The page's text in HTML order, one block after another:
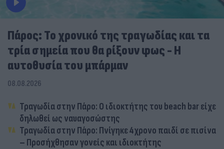
Πάρος: Το χρονικό της τραγωδίας και τα
τρία σημεία που θα ρίξουν φως - Η
αυτοθυσία του μπάρμαν
08.08.2026
Τραγωδία στην Πάρο: Ο ιδιοκτήτης του beach bar είχε
δηλωθεί ως ναυαγοσώστης
Τραγωδία στην Πάρο: Πνίγηκε 4χρονο παιδί σε πισίνα
– Προσήχθησαν γονείς και ιδιοκτήτης